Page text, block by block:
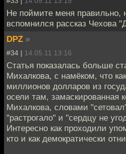
Не поймите меня правильно,
вспомнился рассказ Чехова
DPZ »
#34 | 14.05.11 13:16
Статья показалась больше
Михалкова, с намёком, что
миллионов долларов из
осели там, замаскированная
Михалкова, словами
"растрогало" и "сердцу не
Интересно как проходили
кто и как демократически